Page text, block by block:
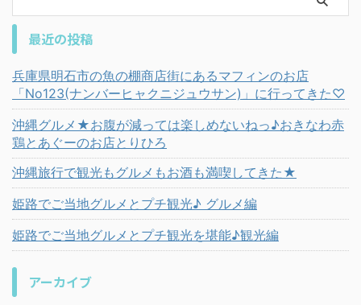
最近の投稿
兵庫県明石市の魚の棚商店街にあるマフィンのお店
「No123(ナンバーヒャクニジュウサン)」に行ってきた♡
沖縄グルメ★お腹が減っては楽しめないねっ♪おきなわ赤
鶏とあぐーのお店とりひろ
沖縄旅行で観光もグルメもお酒も満喫してきた★
姫路でご当地グルメとプチ観光♪ グルメ編
姫路でご当地グルメとプチ観光を堪能♪観光編
アーカイブ